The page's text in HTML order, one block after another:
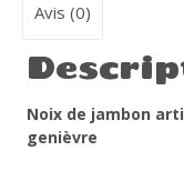
Avis (0)
Noix de jambon
genièvre